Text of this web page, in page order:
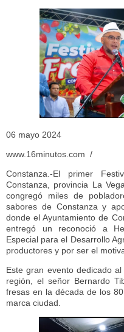
06 mayo 2024
www.16minutos.com /
Constanza.-El primer
Constanza, provincia La
congregó miles de
sabores de Constanza y
donde el Ayuntamiento de
entregó un reconoció a
Especial para el Desarrollo
productores y por ser el
Este gran evento dedicado
región, el señor Bernardo
fresas en la década de los
marca ciudad.